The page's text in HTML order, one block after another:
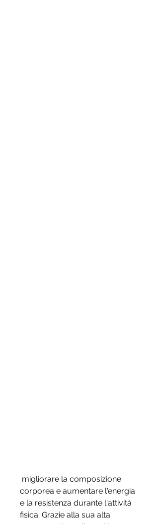
corporea e aumentare l'energia
e la resistenza durante l'attività
fisica. Grazie alla sua alta